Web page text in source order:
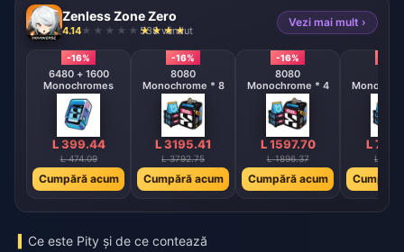
Zenless Zone Zero
4.14 538 vândut
Vezi mai mult ›
-16%
6480 + 1600
Monochromes
L 399.44
L 474.09
Cumpără acum
-16%
8080
Monochrome * 8
L 3195.41
L 3792.75
Cumpără acum
-16%
8080
Monochrome * 4
L 1597.70
L 1896.37
Cumpără acum
L
L
Cumpără
Ce este Pity și de ce contează